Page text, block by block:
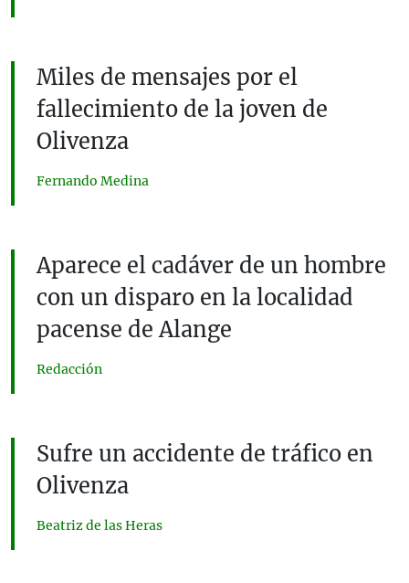
Miles de mensajes por el
fallecimiento de la joven de
Olivenza
Fernando Medina
Aparece el cadáver de un hombre
con un disparo en la localidad
pacense de Alange
Redacción
Sufre un accidente de tráfico en
Olivenza
Beatriz de las Heras